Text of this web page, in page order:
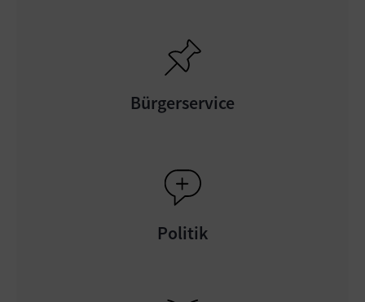
Bürgerservice
Politik